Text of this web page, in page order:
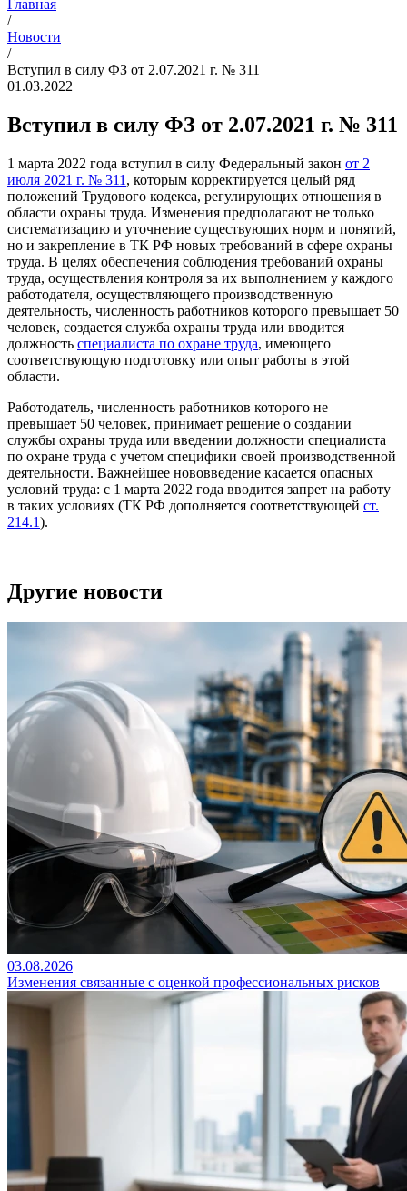
Главная
/
Новости
/
Вступил в силу ФЗ от 2.07.2021 г. № 311
01.03.2022
Вступил в силу ФЗ от 2.07.2021 г. № 311
1 марта 2022 года вступил в силу Федеральный закон от 2
июля 2021 г. № 311 , которым корректируется целый ряд
положений Трудового кодекса, регулирующих отношения в
области охраны труда. Изменения предполагают не только
систематизацию и уточнение существующих норм и понятий,
но и закрепление в ТК РФ новых требований в сфере охраны
труда. В целях обеспечения соблюдения требований охраны
труда, осуществления контроля за их выполнением у каждого
работодателя, осуществляющего производственную
деятельность, численность работников которого превышает 50
человек, создается служба охраны труда или вводится
должность специалиста по охране труда, имеющего
соответствующую подготовку или опыт работы в этой
области.
Работодатель, численность работников которого не
превышает 50 человек, принимает решение о создании
службы охраны труда или введении должности специалиста
по охране труда с учетом специфики своей производственной
деятельности. Важнейшее нововведение касается опасных
условий труда: с 1 марта 2022 года вводится запрет на работу
в таких условиях (ТК РФ дополняется соответствующей ст.
214.1).
Другие новости
03.08.2026
Изменения связанные с оценкой профессиональных рисков